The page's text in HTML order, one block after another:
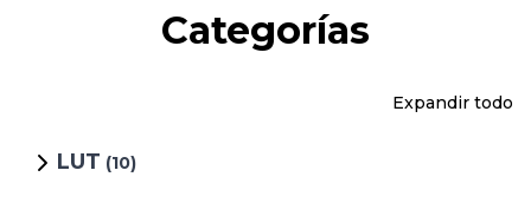
Categorías
Expandir todo
LUT (10)